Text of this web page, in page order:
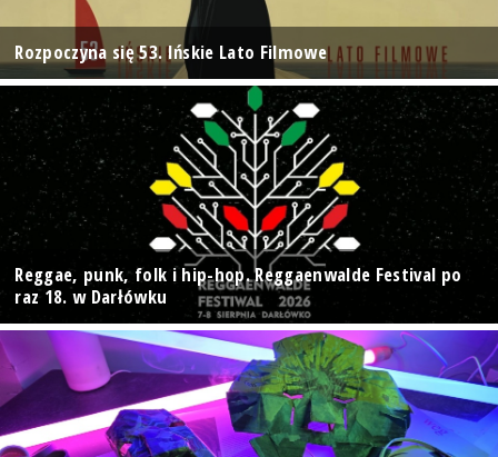
Rozpoczyna się 53. Ińskie Lato Filmowe
Reggae, punk, folk i hip-hop. Reggaenwalde Festival po
raz 18. w Darłówku